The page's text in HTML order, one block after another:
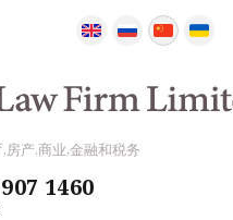
房产,商业,金融和税务
1460